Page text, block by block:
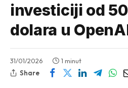
investiciji od
dolara u
31/01/2026
1 minut
Share